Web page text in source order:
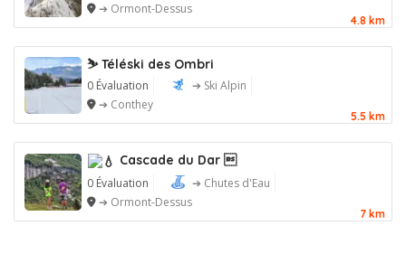
➔ Ormont-Dessus
4.8 km
⛷️ Téléski des Ombri
0 Évaluation
➔ Ski Alpin
➔ Conthey
5.5 km
Cascade du Dar 
0 Évaluation
➔ Chutes d'Eau
➔ Ormont-Dessus
7 km